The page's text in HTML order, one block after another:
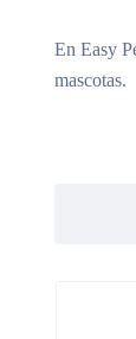
En Easy
mascotas.